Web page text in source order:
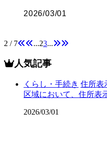
2026/03/01
2 / 7 ...23...
人気記事
くらし・手続き 住所表
区域において、住所表
2026/03/01